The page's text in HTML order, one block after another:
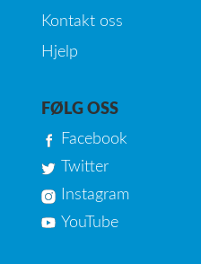
Kontakt oss
Hjelp
FØLG OSS
Facebook
Twitter
Instagram
YouTube